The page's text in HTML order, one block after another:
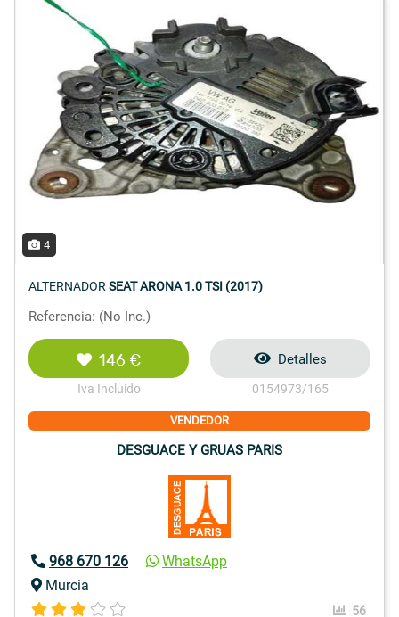
4
ALTERNADOR SEAT ARONA 1.0 TSI (2017)
Referencia: (No Inc.)
146 €
Iva Incluido
Detalles
0154973/165
VENDEDOR
DESGUACE Y GRUAS PARIS
968 670 126
WhatsApp
Murcia
56